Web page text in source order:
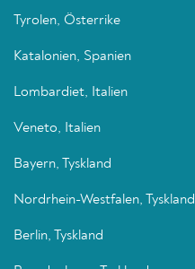
Tyrolen, Österrike
Katalonien, Spanien
Lombardiet, Italien
Veneto, Italien
Bayern, Tyskland
Nordrhein-Westfalen, Tyskland
Berlin, Tyskland